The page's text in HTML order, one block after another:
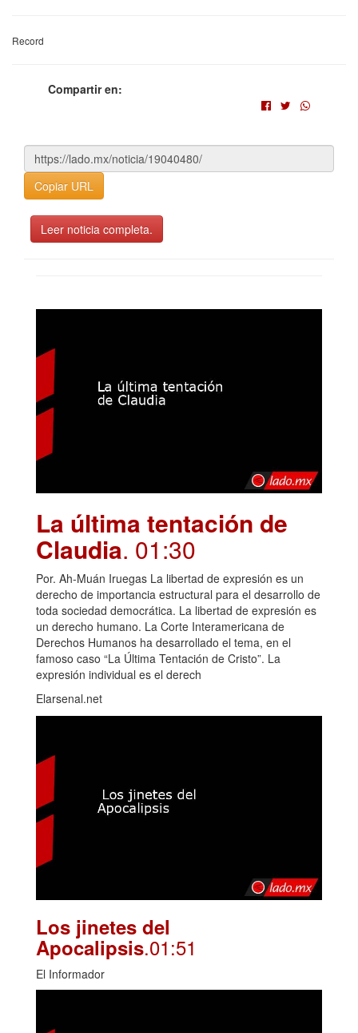
Record
Compartir en:
Copiar URL
Leer noticia completa.
La última tentación de
Claudia. 01:30
Por. Ah-Muán Iruegas La libertad de expresión es un
derecho de importancia estructural para el desarrollo de
toda sociedad democrática. La libertad de expresión es
un derecho humano. La Corte Interamericana de
Derechos Humanos ha desarrollado el tema, en el
famoso caso “La Última Tentación de Cristo”. La
expresión individual es el derech
Elarsenal.net
Los jinetes del
Apocalipsis.01:51
El Informador